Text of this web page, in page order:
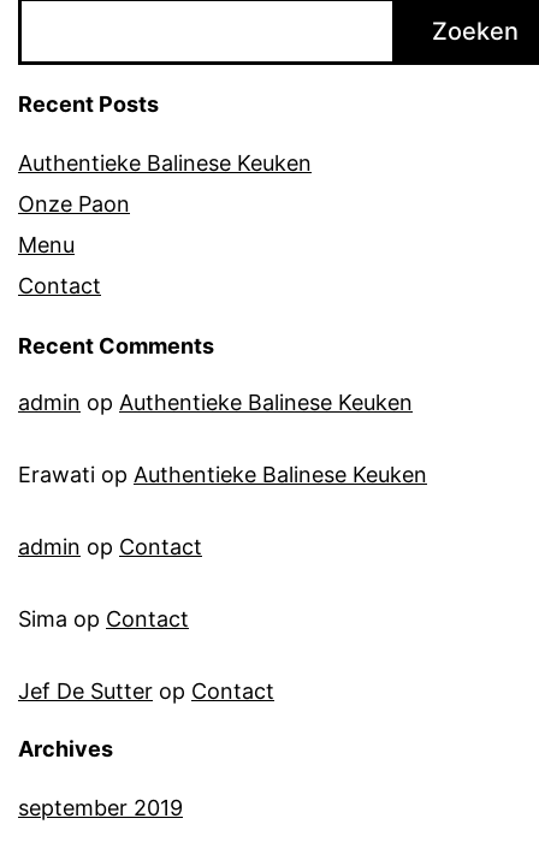
Zoeken
Recent Posts
Authentieke Balinese Keuken
Onze Paon
Menu
Contact
Recent Comments
admin op Authentieke Balinese Keuken
Erawati op Authentieke Balinese Keuken
admin op Contact
Sima op Contact
Jef De Sutter op Contact
Archives
september 2019